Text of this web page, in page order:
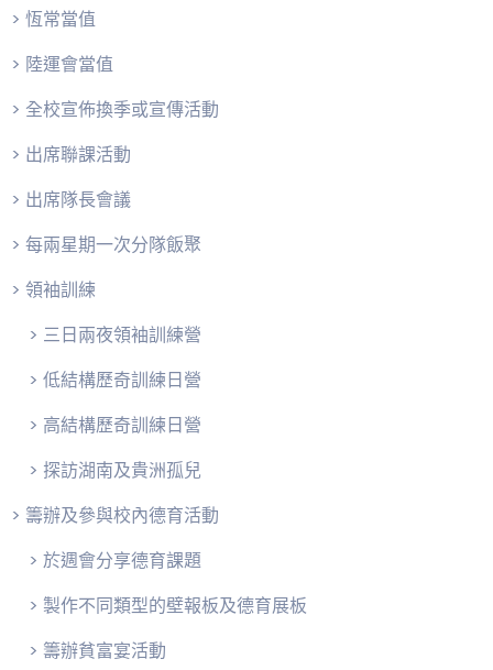
> 恆常當值
> 陸運會當值
> 全校宣佈換季或宣傳活動
> 出席聯課活動
> 出席隊長會議
> 每兩星期一次分隊飯聚
> 領袖訓練
> 三日兩夜領袖訓練營
> 低結構歷奇訓練日營
> 高結構歷奇訓練日營
> 探訪湖南及貴洲孤兒
> 籌辦及參與校內德育活動
> 於週會分享德育課題
> 製作不同類型的壁報板及德育展板
> 籌辦貧富宴活動